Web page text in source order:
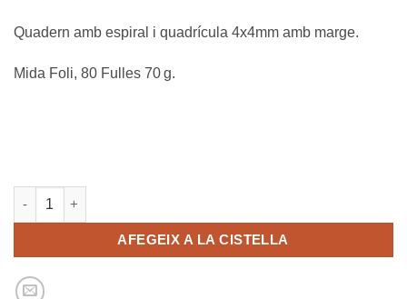
Quadern amb espiral i quadrícula 4x4mm amb marge.
Mida Foli, 80 Fulles 70 g.
quantitat de Notebook Monstres - Miquelrius
AFEGEIX A LA CISTELLA